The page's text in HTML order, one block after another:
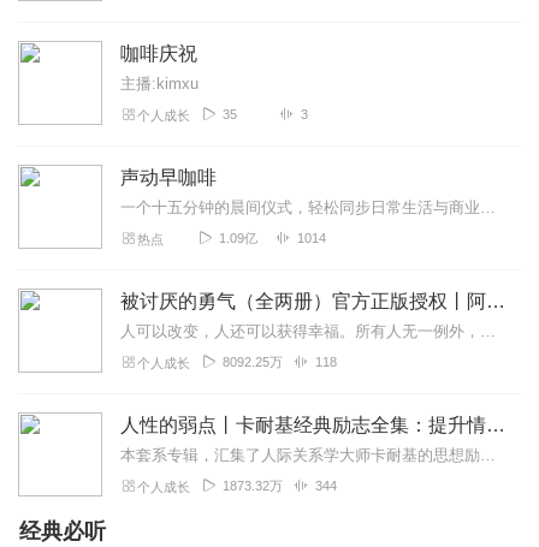
咖啡庆祝
主播:kimxu
个人成长 35 3
声动早咖啡
一个十五分钟的晨间仪式，轻松同步日常生活与商业世界。这是一档由声动活泼出品的清晨播客节目，在工作日的早晨，为你带来与日常生活息息相关的商业科技轻解读，开启能量满...
热点 1.09亿 1014
被讨厌的勇气（全两册）官方正版授权丨阿德勒心理学畅销经典｜幸福的勇气
人可以改变，人还可以获得幸福。所有人无一例外，都能如此。——阿德勒心理学一名深陷自卑、无能与不幸福的青年，听到了一名哲人主张的“世界无比单纯，人人都能幸福”便来...
个人成长 8092.25万 118
人性的弱点丨卡耐基经典励志全集：提升情商和沟通技巧
本套系专辑，汇集了人际关系学大师卡耐基的思想励志精华，收录《人性的弱点》《人性的优点》《语言的突破》《美好的人生》《快乐的人生》等所有经典！是卡耐基的经典合辑，...
个人成长 1873.32万 344
经典必听